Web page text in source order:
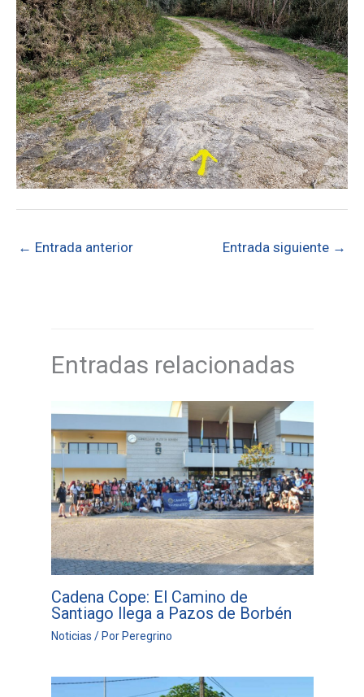
← Entrada anterior Entrada siguiente →
Entradas relacionadas
Cadena Cope: El Camino de
Santiago llega a Pazos de Borbén
Noticias / Por Peregrino